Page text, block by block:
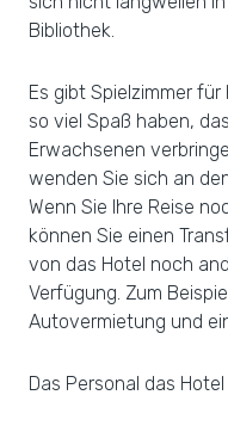
Bibliothek.
Es gibt Spielzimmer für
so viel Spaß haben,
Erwachsenen
wenden Sie sich an
Wenn Sie Ihre Reise
können Sie einen
von das Hotel noch
Verfügung. Zum
Autovermietung und
Das Personal das